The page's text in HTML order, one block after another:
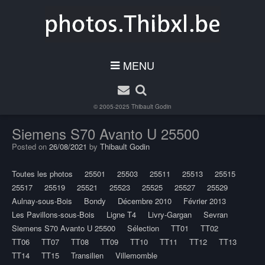
MENU
© 2005-2025 Thibault Godin
Siemens S70 Avanto U 25500
Posted on 26/08/2021 by Thibault Godin
Toutes les photos 25501 25503 25511 25513
25515
25517
25519 25521 25523 25525 25527
25529
Aulnay-sous-Bois
Bondy Décembre 2010
Février 2013
Les Pavillons-sous-Bois
Ligne T4 Livry-Gargan
Sevran
Siemens S70 Avanto U 25500
Sélection TT01
TT02
TT06
TT07 TT08 TT09 TT10 TT11 TT12
TT13
TT14
TT15 Transilien Villemomble